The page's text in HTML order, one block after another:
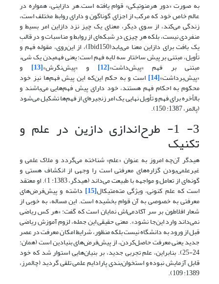
به صورت «دور هرمنوتیکی» قوام یافته است.هر دازاینى، همواره در
عالم خاص خود که مرکب از اجزاى گوناگون و داراى روابط مختلف است،
زندگى مى‌کند، از سوى دیگر، معناى یک چیز نزد دازاین امر بسیط و
منفردى نیست، بلکه هر چیزى در شبکه‌اى از روابط و مناسبات و در قالب
یک بافت براى دازاین معنا مى‌یابد(Ibid150)، از این‌روی، مقوله فهم و
تأویل، مبتنى بر پیش ساختار سه لایه فهم است؛ یعنى فهمیدن یک شى‌ء
مبتنى بر فهم «پیش‌داشت‌»[12] و «پیش‌نگرش»[13] و
«پیش‌برداشت»[14] است و به حکم این‌که این پیش فهم‌ها نیز خود
محکوم به احکام فهم هستند، خود داراى پیش فهم‌هایى مى‌باشند و
بالأخره براى فهم و تأویل نهایى یک امر زنجیره‌اى از فهم‌ها تشکیل مى‌شود
(پالمر، 1387: 150).
3- 1- طرح‌اندازی دازین در علم و
تکنیک
هیدگر آن‌چه امروز به عنوان «علم» شناخته می‌گردد و ملاک علمی و
غیرعلمی‌بودن گزاره‌های معرفتی است را وجهی از انکشاف هستی و
گونه‌ای از تعامل و مواجهه با طبیعت می‌داند (هیدگر، 1383: 1). او معتقد
است که علم کنونی، ویژگی مته‌متیکال[15] داشته و پیش‌فرض‌های
معرفتی به خصوصی به آن قوام بخشیده است. این مساله، به خوبی از
شعار افلاطون بر سر آکادمی‌اش نمایان است که گفت: «هر کس ریاضی
نمی‌داند وارد این‌جا نشود». معنی حقیقی این جمله، لزوم آموزش ریاضی
قبل از ورود به دانشگاه نیست بلکه منظور، شرایط امکان معرفت در عصر
جدید یعنی معرفت حاصل‌کردن، از پیش‌فرض‌های بنیادین است (همان:
24-25). بنابراین، علم تجربی جدید، بر بنیان‌هایی استوار شد که خود
قابل آزمایش نبوده و استخوان‌بندی پارادایم علمی تلقی گردید (چالمرز،
1389: 109).